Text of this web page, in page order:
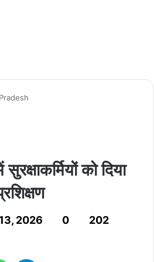
को दिया
2026 0
202